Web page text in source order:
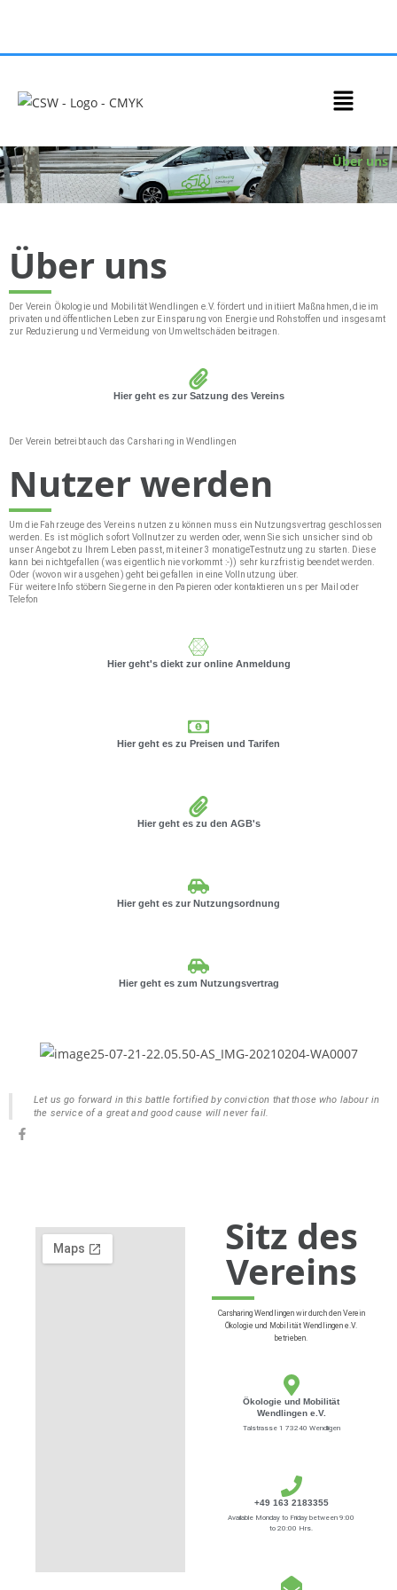
Über uns
Über uns
Der Verein Ökologie und Mobilität Wendlingen e.V. fördert und initiiert Maßnahmen, die im
privaten und öffentlichen Leben zur Einsparung von Energie und Rohstoffen und insgesamt
zur Reduzierung und Vermeidung von Umweltschäden beitragen.
Hier geht es zur Satzung des Vereins
Der Verein betreibt auch das Carsharing in Wendlingen
Nutzer werden
Um die Fahrzeuge des Vereins nutzen zu können muss ein Nutzungsvertrag geschlossen
werden. Es ist möglich sofort Vollnutzer zu werden oder, wenn Sie sich unsicher sind ob
unser Angebot zu Ihrem Leben passt, mit einer 3 monatigeTestnutzung zu starten. Diese
kann bei nichtgefallen (was eigentlich nie vorkommt :-)) sehr kurzfristig beendet werden.
Oder (wovon wir ausgehen) geht bei gefallen in eine Vollnutzung über.
Für weitere Info stöbern Sie gerne in den Papieren oder kontaktieren uns per Mail oder
Telefon
Hier geht's diekt zur online Anmeldung
Hier geht es zu Preisen und Tarifen
Hier geht es zu den AGB's
Hier geht es zur Nutzungsordnung
Hier geht es zum Nutzungsvertrag
Let us go forward in this battle fortified by conviction that those who labour in
the service of a great and good cause will never fail.
Sitz des
Vereins
Carsharing Wendlingen wir durch den Verein
Ökologie und Mobilität Wendlingen e.V.
betrieben.
Ökologie und Mobilität
Wendlingen e.V.
Talstrasse 1 73240 Wendligen
+49 163 2183355
Available Monday to Friday between 9:00
to 20:00 Hrs.